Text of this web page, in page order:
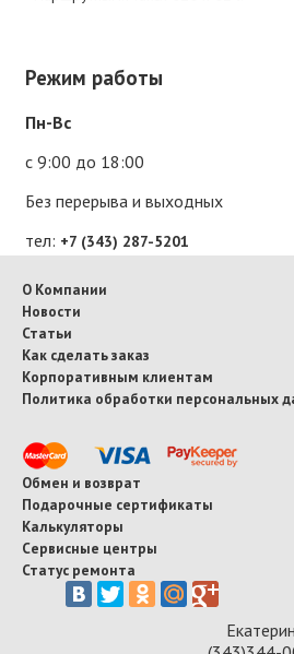
Режим работы
Пн-Вс
с 9:00 до 18:00
Без перерыва и выходных
тел: +7 (343) 287-5201
О Компании
Новости
Статьи
Как сделать заказ
Корпоративным клиентам
Политика обработки персональных
Обмен и возврат
Подарочные сертификаты
Калькуляторы
Сервисные центры
Статус ремонта